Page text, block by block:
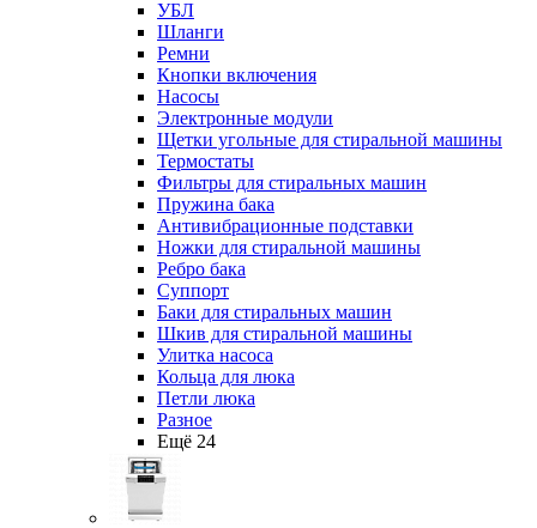
УБЛ
Шланги
Ремни
Кнопки включения
Насосы
Электронные модули
Щетки угольные для стиральной машины
Термостаты
Фильтры для стиральных машин
Пружина бака
Антивибрационные подставки
Ножки для стиральной машины
Ребро бака
Суппорт
Баки для стиральных машин
Шкив для стиральной машины
Улитка насоса
Кольца для люка
Петли люка
Разное
Ещё 24